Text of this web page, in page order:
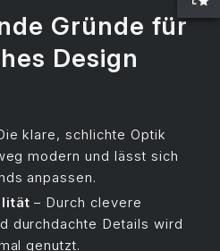
Gründe für
Design
klare, schlichte Optik
modern und lässt sich
anpassen.
– Durch clevere
durchdachte Details wird
genutzt.